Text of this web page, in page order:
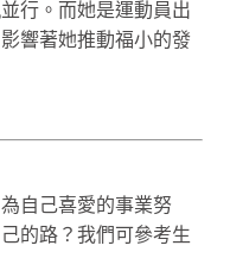
行。而她是運動員出
響著她推動福小的發
自己喜愛的事業努
的路？我們可參考生